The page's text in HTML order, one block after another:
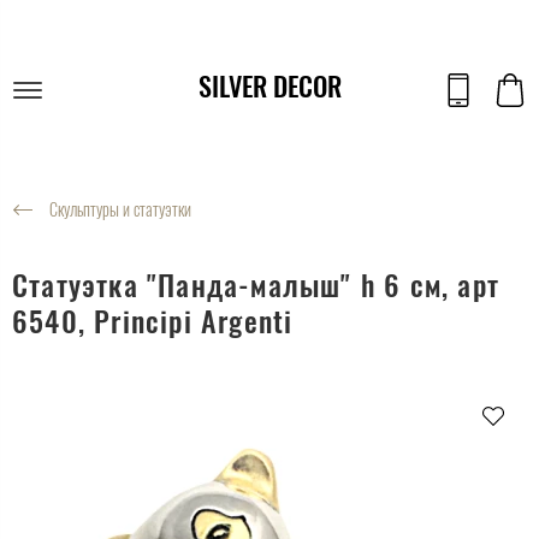
SILVER DECOR
Скульптуры и статуэтки
Статуэтка "Панда-малыш" h 6 см, арт
6540, Principi Argenti